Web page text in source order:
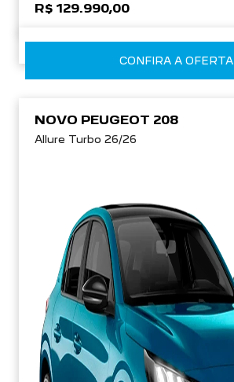
R$ 129.990,00
CONFIRA A OFERTA
NOVO PEUGEOT 208
Allure Turbo 26/26